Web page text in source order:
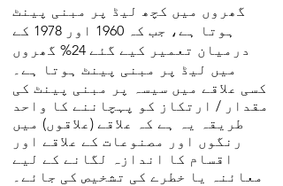
گھروں میں کچھ لیڈ پر مبنی پینٹ
ہوتا ہے، جب کہ 1960 اور 1978 کے
درمیان تعمیر کیے گئے 24% گھروں
میں لیڈ پر مبنی پینٹ ہوتا ہے۔
کسی علاقے میں سیسہ پر مبنی پینٹ کی
مقدار / ارتکاز کو پہچاننے کا واحد
طریقہ یہ ہے کہ علاقے (علاقوں) میں
رنگوں اور مصنوعات کے علاقے اور
اقسام کا اندازہ لگانے کے لیے
معائنہ یا خطرے کی تشخیص کی جائے۔